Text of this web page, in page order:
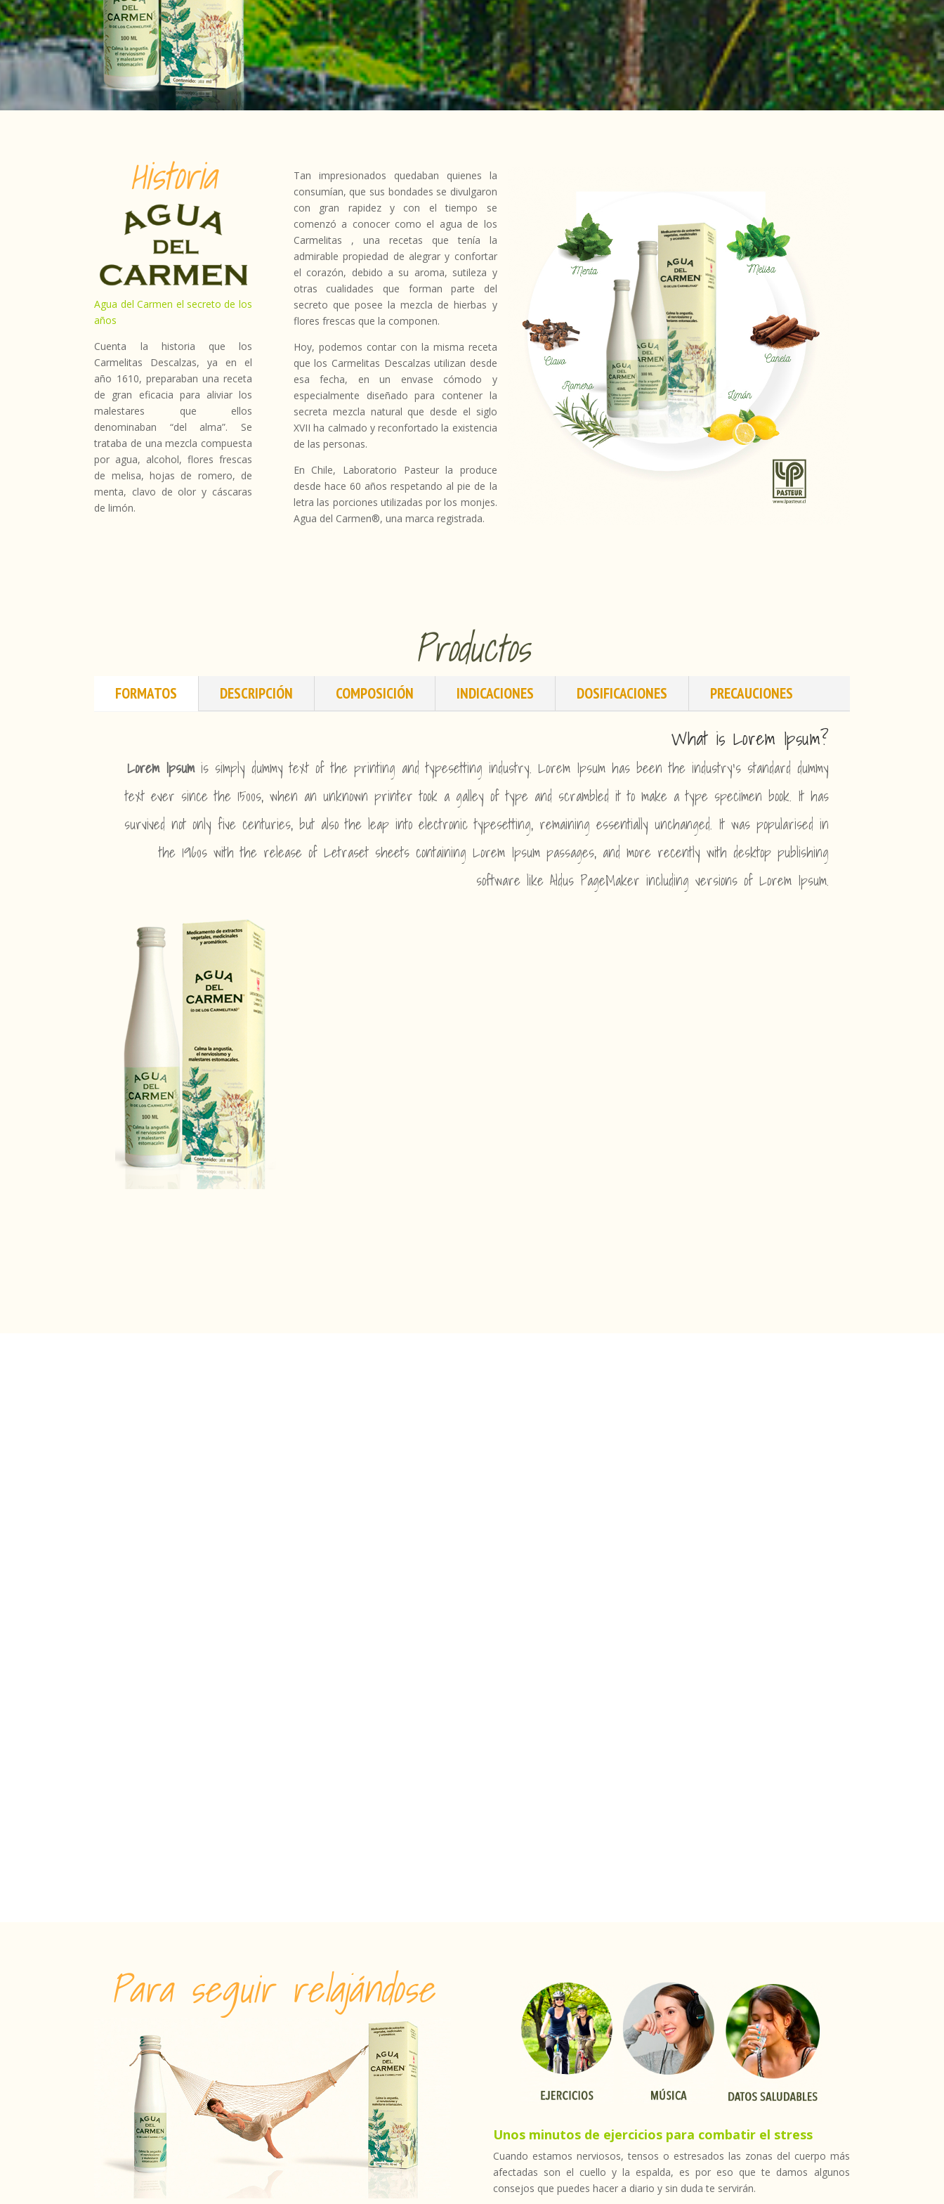
Historia
Agua del Carmen el secreto de los
años
Cuenta la historia que los
Carmelitas Descalzas, ya en el
año 1610, preparaban una receta
de gran eficacia para aliviar los
malestares que ellos
denominaban “del alma”. Se
trataba de una mezcla compuesta
por agua, alcohol, flores frescas
de melisa, hojas de romero, de
menta, clavo de olor y cáscaras
de limón.
Tan impresionados quedaban quienes la
consumían, que sus bondades se divulgaron
con gran rapidez y con el tiempo se
comenzó a conocer como el agua de los
Carmelitas , una recetas que tenía la
admirable propiedad de alegrar y confortar
el corazón, debido a su aroma, sutileza y
otras cualidades que forman parte del
secreto que posee la mezcla de hierbas y
flores frescas que la componen.
Hoy, podemos contar con la misma receta
que los Carmelitas Descalzas utilizan desde
esa fecha, en un envase cómodo y
especialmente diseñado para contener la
secreta mezcla natural que desde el siglo
XVII ha calmado y reconfortado la existencia
de las personas.
En Chile, Laboratorio Pasteur la produce
desde hace 60 años respetando al pie de la
letra las porciones utilizadas por los monjes.
Agua del Carmen®, una marca registrada.
Productos
FORMATOS DESCRIPCIÓN COMPOSICIÓN INDICACIONES DOSIFICACIONES PRECAUCIONES
What is Lorem Ipsum?
Lorem Ipsumis simply dummy text of the printing and typesetting industry. Lorem Ipsum has been the industry’s standard dummy
text ever since the 1500s, when an unknown printer took a galley of type and scrambled it to make a type specimen book. It has
survived not only five centuries, but also the leap into electronic typesetting, remaining essentially unchanged. It was popularised in
the 1960s with the release of Letraset sheets containing Lorem Ipsum passages, and more recently with desktop publishing
software like Aldus PageMaker including versions of Lorem Ipsum.
Para seguir relajándose
Unos minutos de ejercicios para combatir el stress
Cuando estamos nerviosos, tensos o estresados las zonas del cuerpo más
afectadas son el cuello y la espalda, es por eso que te damos algunos
consejos que puedes hacer a diario y sin duda te servirán.